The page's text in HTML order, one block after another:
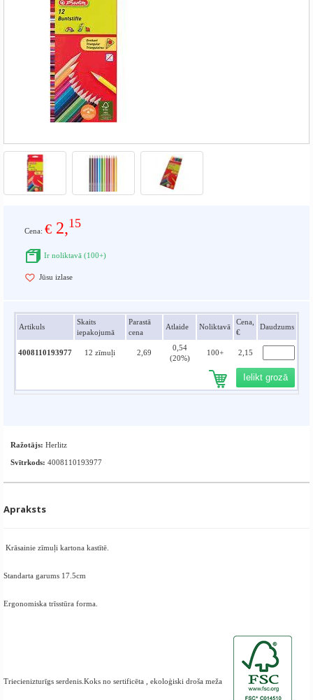
Cena: € 2,15
Ir noliktavā (100+)
Jūsu izlase
Artikuls
Skaits
iepakojumā
Parastā
cena
Atlaide Noliktavā
Cena,
€
Daudzums
4008110193977 12 zīmuļi 2,69
0,54
(20%)
100+ 2,15
Ielikt grozā
Ražotājs: Herlitz
Svītrkods: 4008110193977
Apraksts
Krāsainie zīmuļi kartona kastītē.
Standarta garums 17.5cm
Ergonomiska trīsstūra forma.
Triecienizturīgs serdenis.Koks no sertificēta , ekoloģiski droša meža